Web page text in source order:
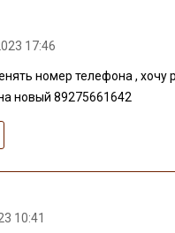
17:46
номер телефона , хочу
новый 89275661642
10:41